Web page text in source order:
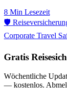
8 Min Lesezeit
🛡️
Corporate Travel
Gratis
Wöchentliche
— kostenlos.